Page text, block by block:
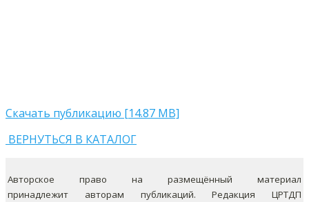
Скачать публикацию [14.87 MB]
ВЕРНУТЬСЯ В КАТАЛОГ
Авторское право на размещённый материал
принадлежит авторам публикаций. Редакция ЦРТДП